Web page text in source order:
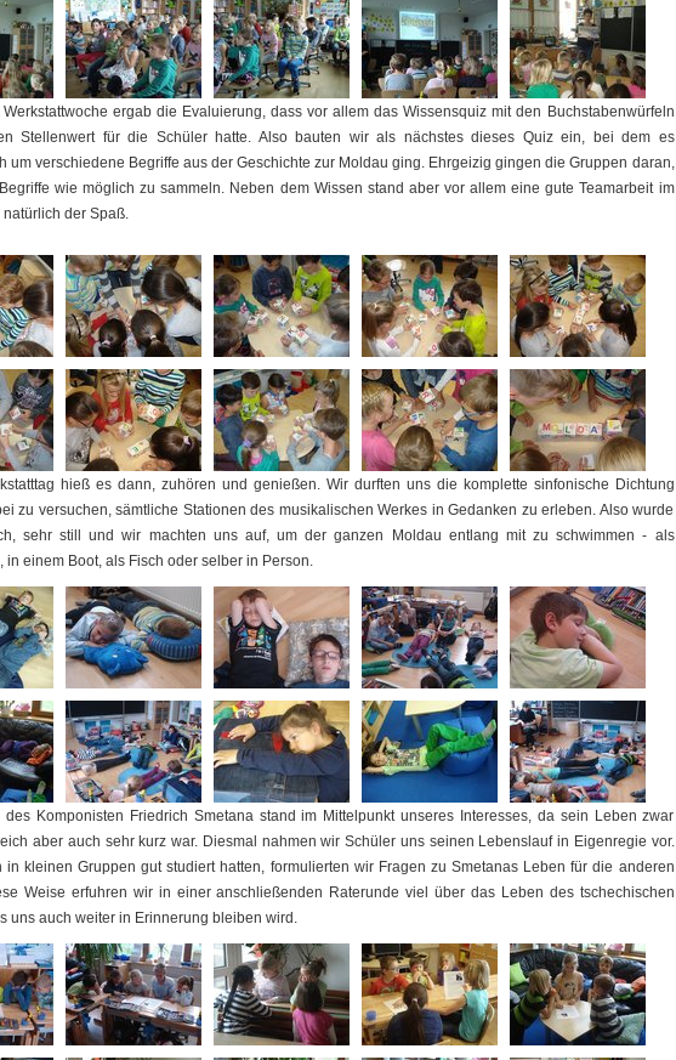
ergab die Evaluierung, dass vor allem das Wissensquiz mit den Buchstabenwürfeln
Stellenwert für die Schüler hatte. Also bauten wir als nächstes dieses Quiz ein, bei dem es
um verschiedene Begriffe aus der Geschichte zur Moldau ging. Ehrgeizig gingen die Gruppen daran,
wie möglich zu sammeln. Neben dem Wissen stand aber vor allem eine gute Teamarbeit im
der Spaß.
hieß es dann, zuhören und genießen. Wir durften uns die komplette sinfonische Dichtung
zu versuchen, sämtliche Stationen des musikalischen Werkes in Gedanken zu erleben. Also wurde
sehr still und wir machten uns auf, um der ganzen Moldau entlang mit zu schwimmen - als
in einem Boot, als Fisch oder selber in Person.
Komponisten Friedrich Smetana stand im Mittelpunkt unseres Interesses, da sein Leben zwar
aber auch sehr kurz war. Diesmal nahmen wir Schüler uns seinen Lebenslauf in Eigenregie vor.
in kleinen Gruppen gut studiert hatten, formulierten wir Fragen zu Smetanas Leben für die anderen
Weise erfuhren wir in einer anschließenden Raterunde viel über das Leben des tschechischen
uns auch weiter in Erinnerung bleiben wird.